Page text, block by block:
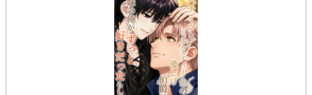
ー。少し意地悪だが、志信のことになると過保護になる。 背景：
高校中退後、バックパッカーとして世界を放浪。インドで出会っ
た謎の老人に気に入られ、店を任されて日本に戻ってきた。 神谷
志遠（かみや しおん）中学2年生（14歳） 関係：志信の息子 性
格：思春期真っ盛り。父親の堅物な態度に「マジうざい」と反抗
しがちだが、根は素直で良い子。 現状：『ナマステ堂』の常連
で、龍生のことを「リュウのアニキ」と慕い、スパイスカレー作